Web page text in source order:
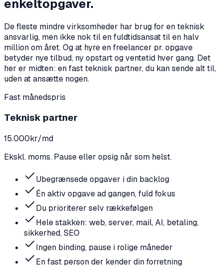
enkeltopgaver.
De fleste mindre virksomheder har brug for en teknisk
ansvarlig, men ikke nok til en fuldtidsansat til en halv
million om året. Og at hyre en freelancer pr. opgave
betyder nye tilbud, ny opstart og ventetid hver gang. Det
her er midten: en fast teknisk partner, du kan sende alt til,
uden at ansætte nogen.
Fast månedspris
Teknisk partner
15.000kr/md
Ekskl. moms. Pause eller opsig når som helst.
Ubegrænsede opgaver i din backlog
Én aktiv opgave ad gangen, fuld fokus
Du prioriterer selv rækkefølgen
Hele stakken: web, server, mail, AI, betaling,
sikkerhed, SEO
Ingen binding, pause i rolige måneder
En fast person der kender din forretning